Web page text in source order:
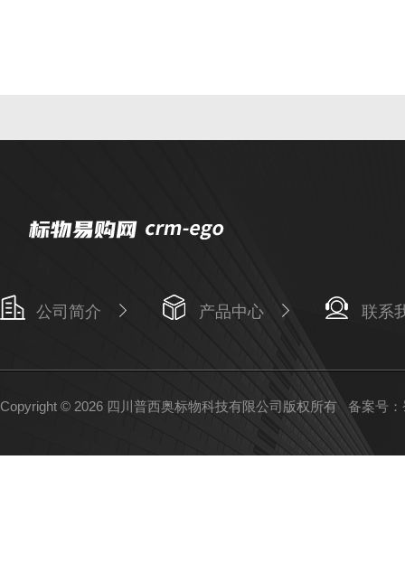
公司简介 产品中心 联系
Copyright © 2026 四川普西奥标物科技有限公司版权所有 备案号：